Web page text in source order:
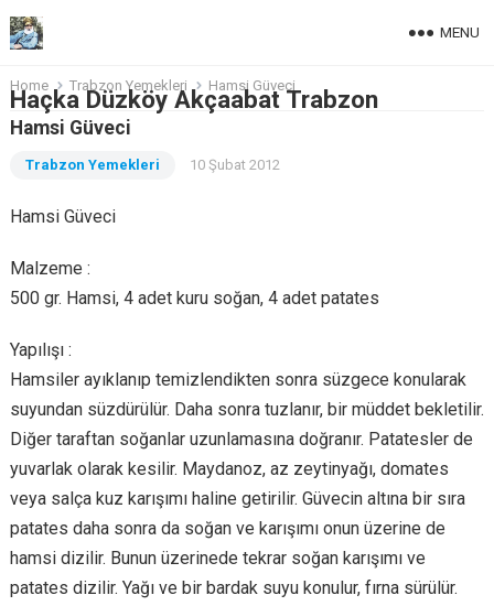
Haçka Düzköy Akçaabat Trabzon
MENU
Home Trabzon Yemekleri Hamsi Güveci
Hamsi Güveci
Trabzon Yemekleri 10 Şubat 2012
Hamsi Güveci
Malzeme :
500 gr. Hamsi, 4 adet kuru soğan, 4 adet patates
Yapılışı :
Hamsiler ayıklanıp temizlendikten sonra süzgece konularak
suyundan süzdürülür. Daha sonra tuzlanır, bir müddet bekletilir.
Diğer taraftan soğanlar uzunlamasına doğranır. Patatesler de
yuvarlak olarak kesilir. Maydanoz, az zeytinyağı, domates
veya salça kuz karışımı haline getirilir. Güvecin altına bir sıra
patates daha sonra da soğan ve karışımı onun üzerine de
hamsi dizilir. Bunun üzerinede tekrar soğan karışımı ve
patates dizilir. Yağı ve bir bardak suyu konulur, fırna sürülür.